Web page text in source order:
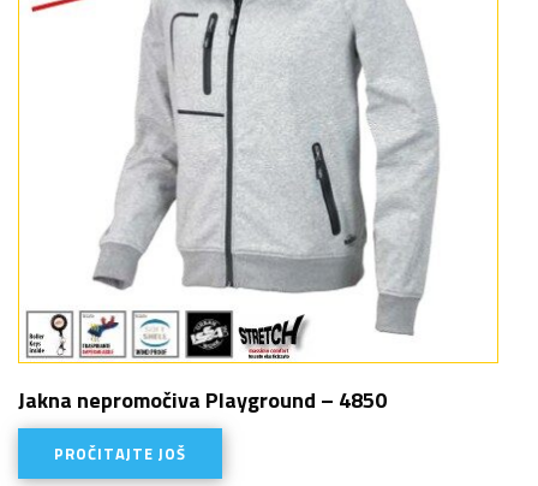
Jakna nepromočiva Playground – 4850
PROČITAJTE JOŠ